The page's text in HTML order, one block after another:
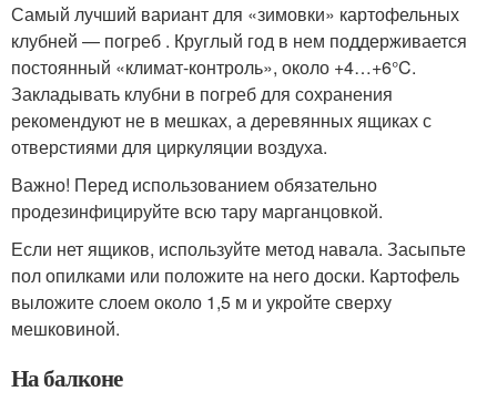
Самый лучший вариант для «зимовки» картофельных
клубней — погреб . Круглый год в нем поддерживается
постоянный «климат-контроль», около +4…+6°C.
Закладывать клубни в погреб для сохранения
рекомендуют не в мешках, а деревянных ящиках с
отверстиями для циркуляции воздуха.
Важно! Перед использованием обязательно
продезинфицируйте всю тару марганцовкой.
Если нет ящиков, используйте метод навала. Засыпьте
пол опилками или положите на него доски. Картофель
выложите слоем около 1,5 м и укройте сверху
мешковиной.
На балконе